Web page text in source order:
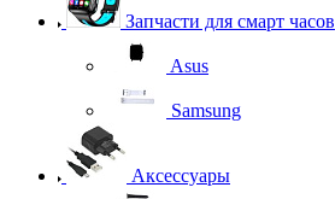
Запчасти для смарт часов
Asus
Samsung
Аксессуары